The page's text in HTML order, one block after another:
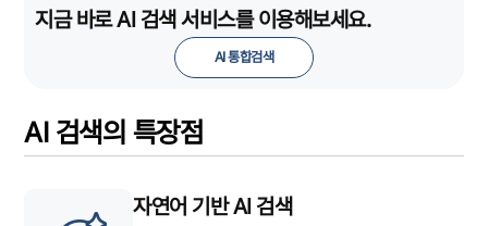
지금 바로 AI 검색 서비스를 이용해보세요.
AI 통합검색
AI 검색의 특장점
자연어 기반 AI 검색